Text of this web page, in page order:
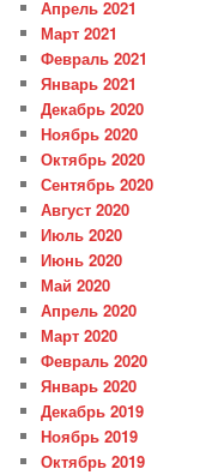
Апрель 2021
Март 2021
Февраль 2021
Январь 2021
Декабрь 2020
Ноябрь 2020
Октябрь 2020
Сентябрь 2020
Август 2020
Июль 2020
Июнь 2020
Май 2020
Апрель 2020
Март 2020
Февраль 2020
Январь 2020
Декабрь 2019
Ноябрь 2019
Октябрь 2019